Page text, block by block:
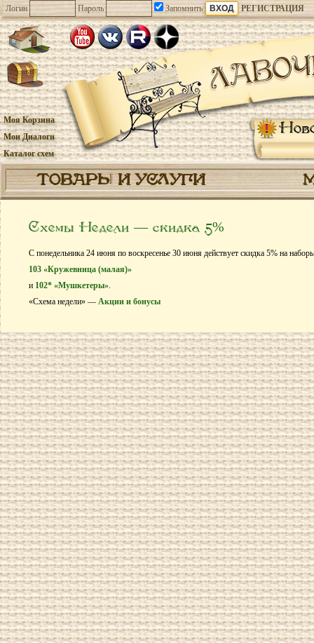
Логин Пароль Запомнить РЕГИСТРАЦИЯ
Моя Корзина
Мои Диалоги
Каталог схем
ТОВАРЫ И УСЛУГИ
Схемы Недели — скидка 5%
С понедельника 24 июня по воскресенье 30 июня действует скидка 5% на
103 «Кружевница (малая)»
и 102* «Мушкетеры».
«Схема недели» — Акции и бонусы